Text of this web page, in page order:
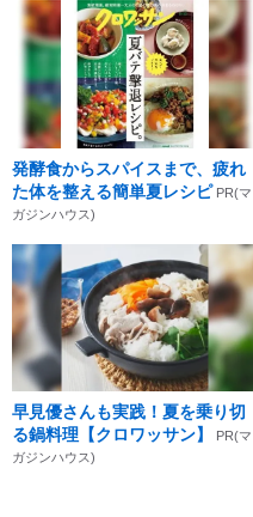
発酵食からスパイスまで、疲れ
た体を整える簡単夏レシピ PR(マ
ガジンハウス)
早見優さんも実践！夏を乗り切
る鍋料理【クロワッサン】
PR(マ
ガジンハウス)